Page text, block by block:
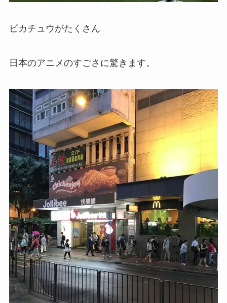
ピカチュウがたくさん
日本のアニメのすごさに驚きます。